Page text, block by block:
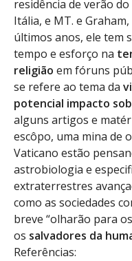
residência de verão
Itália, e MT. e
últimos anos, ele tem
tempo e esforço na
religião em fóruns
se refere ao tema da
potencial impacto
alguns artigos e
escôpo, uma mina de
Vaticano estão
astrobiologia e
extraterrestres
como as sociedades
breve “olharão para
os salvadores da
Referências: